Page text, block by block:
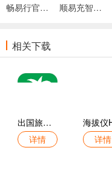
畅易行官网版 顺易充智能运维最新版
相关下载
出国旅游英语免费版
详情
详情